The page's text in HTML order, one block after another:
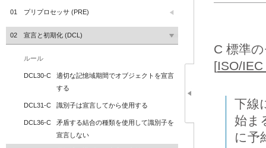
C 標準
[ISO/
下線
始ま
に予
01 プリプロセッサ (PRE)
02 宣言と初期化 (DCL)
ルール
DCL30-C
適切な記憶域期間でオブジェクトを宣言
する
DCL31-C 識別子は宣言してから使用する
DCL36-C
矛盾する結合の種類を使用して識別子を
宣言しない